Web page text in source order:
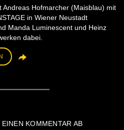
Andreas Hofmarcher (Maisblau) mit
in Wiener Neustadt
Manda Luminescent und Heinz
dabei.
KOMMENTAR AB